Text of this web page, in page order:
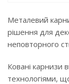
Металевий
рішення для
неповторного
Ковані карнизи
технологіями,